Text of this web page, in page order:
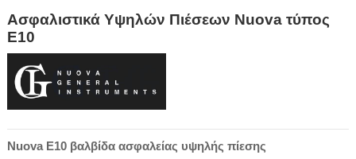
Ασφαλιστικά Υψηλών Πιέσεων Nuova τύπος
E10
Nuova E10 βαλβίδα ασφαλείας υψηλής πίεσης